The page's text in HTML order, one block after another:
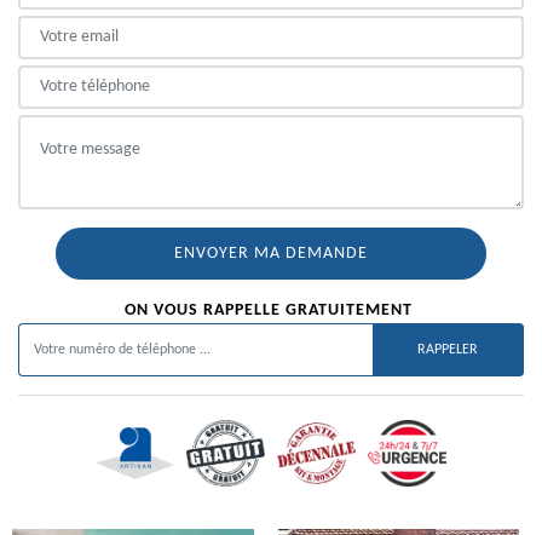
ON VOUS RAPPELLE GRATUITEMENT